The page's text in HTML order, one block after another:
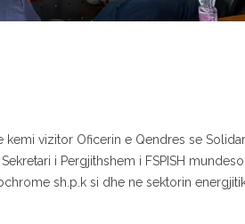
vizitor Oficerin e Qendres se
i Pergjithshem i FSPISH
sh.p.k si dhe ne sektorin